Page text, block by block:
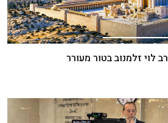
לוי זלמנוב בטור מעורר